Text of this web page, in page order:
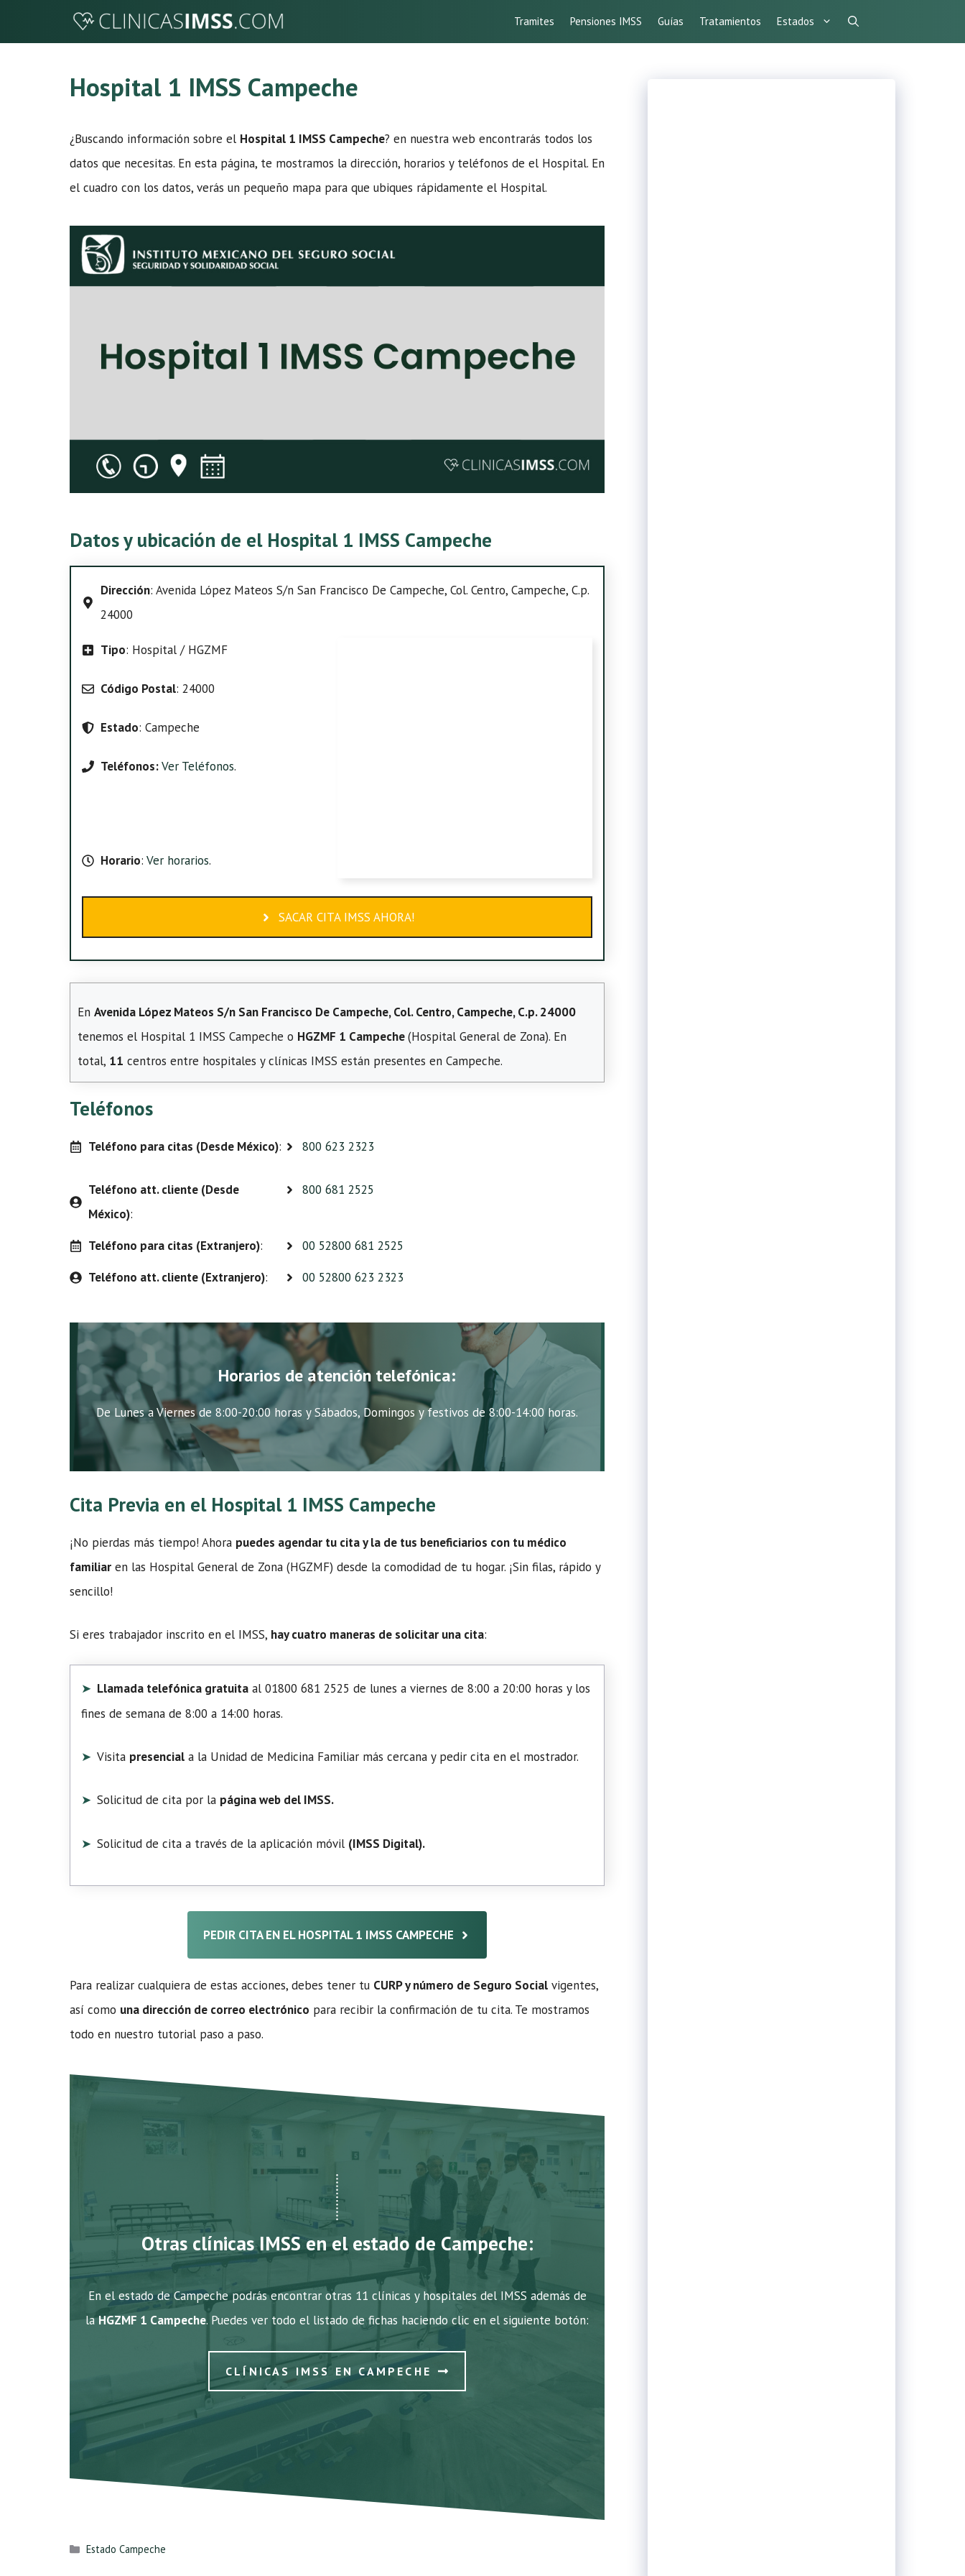
Tramites Pensiones IMSS Guías Tratamientos Estados
Hospital 1 IMSS Campeche
¿Buscando información sobre el Hospital 1 IMSS Campeche? en nuestra web encontrarás todos los
datos que necesitas. En esta página, te mostramos la dirección, horarios y teléfonos de el Hospital. En
el cuadro con los datos, verás un pequeño mapa para que ubiques rápidamente el Hospital.
Datos y ubicación de el Hospital 1 IMSS Campeche
Dirección: Avenida López Mateos S/n San Francisco De Campeche, Col. Centro, Campeche, C.p.
24000
Tipo: Hospital / HGZMF
Código Postal: 24000
Estado: Campeche
Teléfonos:Ver Teléfonos.
Horario: Ver horarios.
SACAR CITA IMSS AHORA!
En Avenida López Mateos S/n San Francisco De Campeche, Col. Centro, Campeche, C.p. 24000
tenemos el Hospital 1 IMSS Campeche o HGZMF 1 Campeche(Hospital General de Zona). En
total, 11 centros entre hospitales y clínicas IMSS están presentes en Campeche.
Teléfonos
Teléfono para citas (Desde México): 800 623 2323
Teléfono att. cliente (Desde
México):
800 681 2525
Teléfono para citas (Extranjero):
00 52800 681 2525
Teléfono att. cliente (Extranjero): 00 52800 623 2323
Horarios de atención telefónica:
De Lunes a Viernes de 8:00-20:00 horas y Sábados, Domingos y festivos de 8:00-14:00 horas.
Cita Previa en el Hospital 1 IMSS Campeche
¡No pierdas más tiempo! Ahora puedes agendar tu cita y la de tus beneficiarios con tu médico
familiar en las Hospital General de Zona (HGZMF) desde la comodidad de tu hogar. ¡Sin filas, rápido y
sencillo!
Si eres trabajador inscrito en el IMSS, hay cuatro maneras de solicitar una cita:
Llamada telefónica gratuita al 01800 681 2525 de lunes a viernes de 8:00 a 20:00 horas y los
fines de semana de 8:00 a 14:00 horas.
Visita presencial a la Unidad de Medicina Familiar más cercana y pedir cita en el mostrador.
Solicitud de cita por la página web del IMSS.
Solicitud de cita a través de la aplicación móvil (IMSS Digital).
PEDIR CITA EN EL HOSPITAL 1 IMSS CAMPECHE
Para realizar cualquiera de estas acciones, debes tener tu CURP y número de Seguro Social vigentes,
así como una dirección de correo electrónico para recibir la confirmación de tu cita. Te mostramos
todo en nuestro tutorial paso a paso.
Otras clínicas IMSS en el estado de Campeche:
En el estado de Campeche podrás encontrar otras 11 clínicas y hospitales del IMSS además de
laHGZMF 1 Campeche. Puedes ver todo el listado de fichas haciendo clic en el siguiente botón:
CLÍNICAS IMSS EN CAMPECHE
Categorías
Estado Campeche